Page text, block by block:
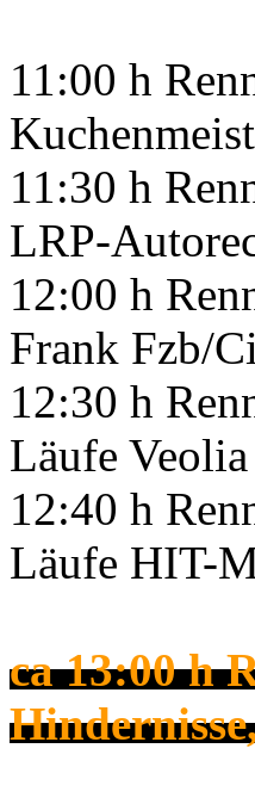
11:00 h
11:30 h
LRP-
12:00 h
Frank Fzb/
12:30 h
Läufe
12:40 h
Läufe HIT-
ca 13:00 h